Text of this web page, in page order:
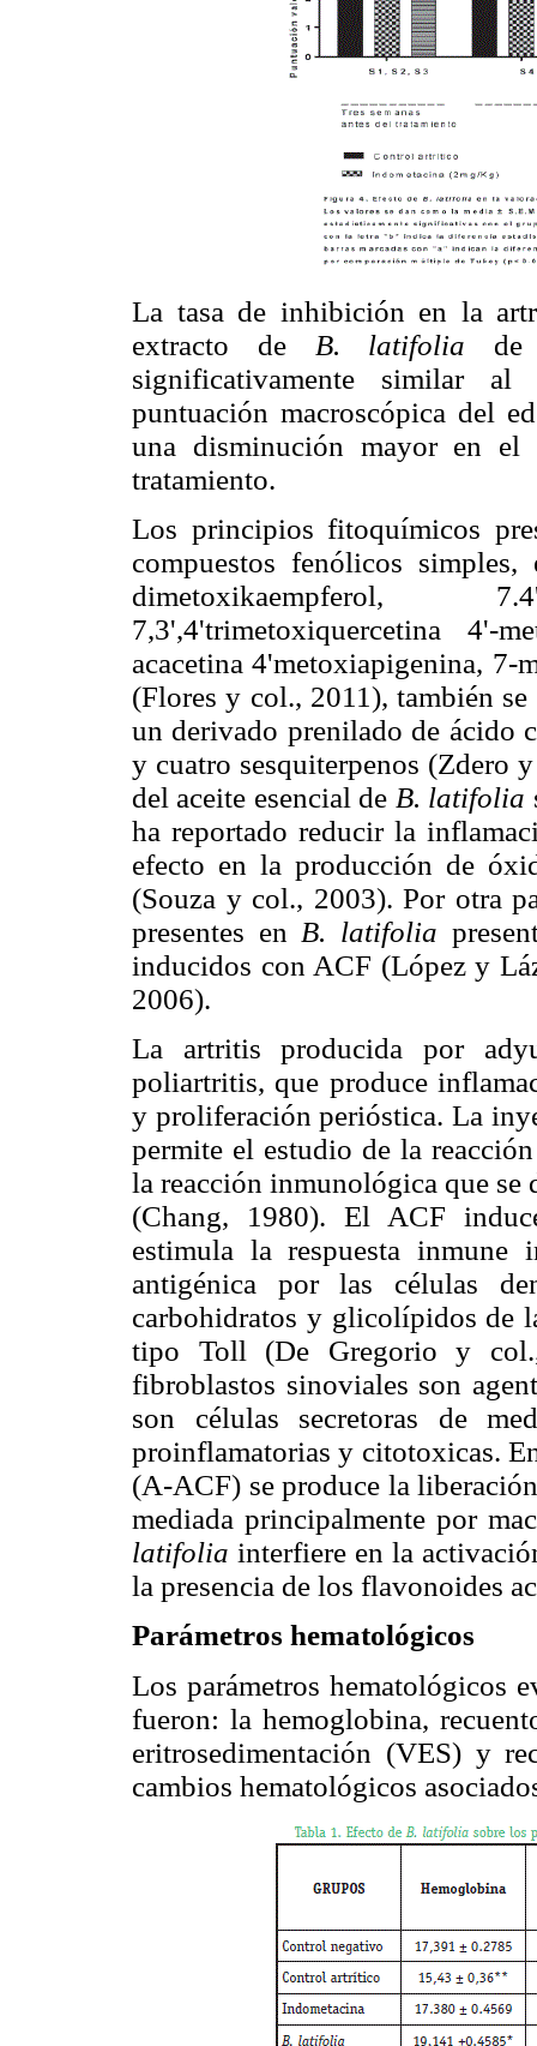
La tasa de inhibición en la
extracto de B. latifolia
significativamente similar
puntuación macroscópica del
una disminución mayor en el
tratamiento.
Los principios fitoquímicos
compuestos fenólicos
dimetoxikaempferol,
7,3',4'trimetoxiquercetina 4'-
acacetina 4'metoxiapigenina,
(Flores y col., 2011), también
un derivado prenilado de ácido
y cuatro sesquiterpenos (Zdero
del aceite esencial de B. latifolia
ha reportado reducir la
efecto en la producción de
(Souza y col., 2003). Por otra
presentes en B. latifolia
inducidos con ACF (López y
2006).
La artritis producida por
poliartritis, que produce
y proliferación perióstica. La
permite el estudio de la
la reacción inmunológica que se
(Chang, 1980). El ACF
estimula la respuesta inmune
antigénica por las células
carbohidratos y glicolípidos de
tipo Toll (De Gregorio y
fibroblastos sinoviales son
son células secretoras de
proinflamatorias y citotoxicas.
(A-ACF) se produce la
mediada principalmente por
latifolia interfiere en la
la presencia de los flavonoides
Parámetros hematológicos
Los parámetros hematológicos
fueron: la hemoglobina,
eritrosedimentación (VES) y
cambios hematológicos